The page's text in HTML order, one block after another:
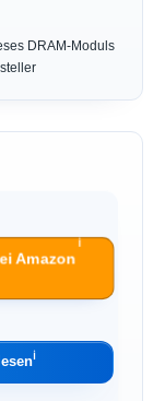
DRAM-Moduls
Amazon
ℹ︎
ℹ︎